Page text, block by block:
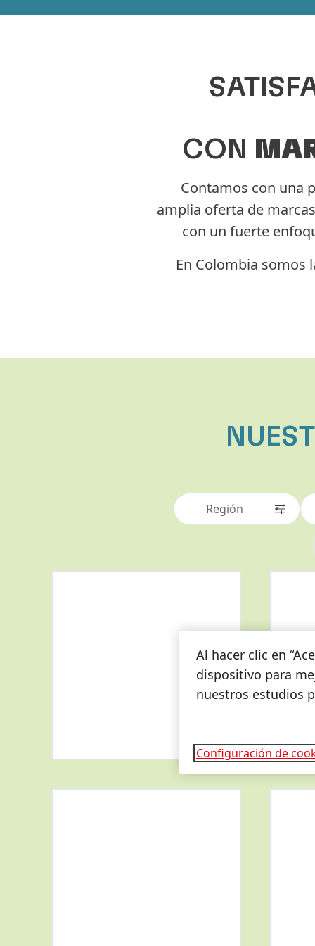
CON
Contamos con una
amplia oferta de
con un fuerte
En Colombia somos
Región
More
Más
información
Al hacer clic en
dispositivo para
nuestros estudios
Configuración de